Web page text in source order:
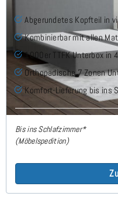
Abgerundetes Kopfteil in
Kombinierbar mit allen
1000er TTFK Unterbox in
Orthopädische 7 Zonen
Komfort-Lieferung bis ins
Bis ins Schlafzimmer*
(Möbelspedition)